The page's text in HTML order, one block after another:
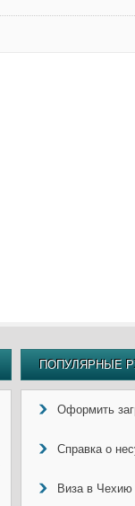
ПОПУЛЯРНЫЕ
Оформить
Справка о
Виза в Чехию